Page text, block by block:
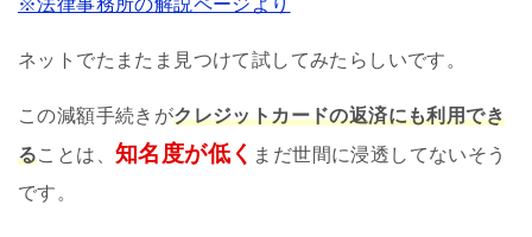
※法律事務所の解説ページより
ネットでたまたま見つけて試してみたらしいです。
この減額手続きがクレジットカードの返済にも利用でき
ることは、知名度が低く まだ世間に浸透してないそう
です。